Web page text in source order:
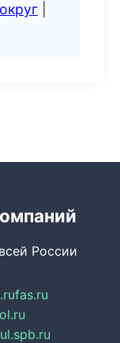
России
fas.ru